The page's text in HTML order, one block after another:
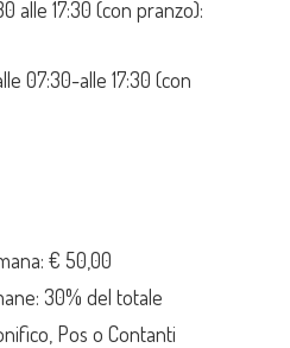
alle 17:30 (con pranzo):
07:30-alle 17:30 (con
€ 50,00
30% del totale
Pos o Contanti